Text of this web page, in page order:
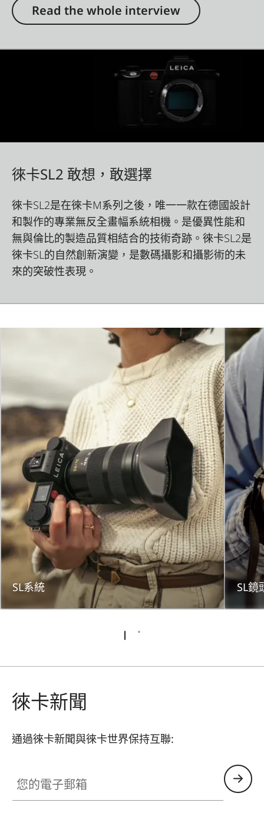
Read the whole interview
徠卡SL2 敢想，敢選擇
徠卡SL2是在徠卡M系列之後，唯一一款在德國設計
和製作的專業無反全畫幅系統相機。是優異性能和
無與倫比的製造品質相結合的技術奇跡。徠卡SL2是
徠卡SL的自然創新演變，是數碼攝影和攝影術的未
來的突破性表現。
SL系統 SL鏡
徠卡新聞
通過徠卡新聞與徠卡世界保持互聯: